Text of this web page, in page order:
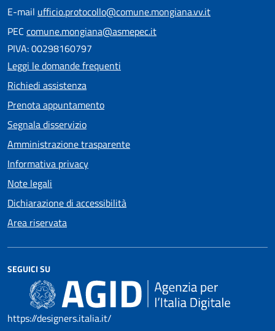
E-mail ufficio.protocollo@comune.mongiana.vv.it
PEC comune.mongiana@asmepec.it
PIVA: 00298160797
Leggi le domande frequenti
Richiedi assistenza
Prenota appuntamento
Segnala disservizio
Amministrazione trasparente
Informativa privacy
Note legali
Dichiarazione di accessibilità
Area riservata
SEGUICI SU
https://designers.italia.it/